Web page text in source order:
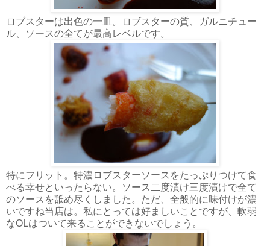
ロブスターは出色の一皿。ロブスターの質、ガルニチュー
ル、ソースの全てが最高レベルです。
特にフリット。特濃ロブスターソースをたっぷりつけて食
べる幸せといったらない。ソース二度漬け三度漬けで全て
のソースを舐め尽くしました。ただ、全般的に味付けが濃
いですね当店は。私にとっては好ましいことですが、軟弱
なOLはついて来ることができないでしょう。